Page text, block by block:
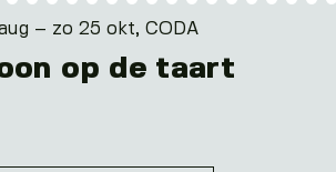
– zo 25 okt, CODA
op de taart